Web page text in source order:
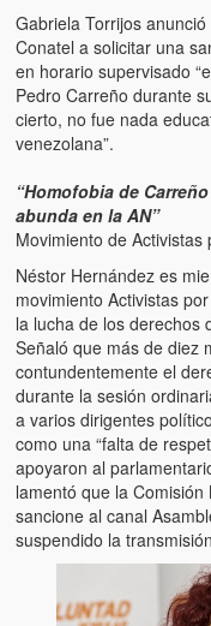
Luis y El Mono… en
Puente Llaguno,
Radio Emisoras y
de Chávez hasta el
Victimas del 11 de
Víctimas del régimen
Víctimas inocentes
1992
¡¡¡Miserable
your country!!!)
Fotos
Versos
Cuentos
Videos
Gabriela Torrijos
Conatel a solicitar una
en horario supervisado
Pedro Carreño durante
cierto, no fue nada
venezolana”.
“Homofobia de
abunda en la AN”
Movimiento de Activistas
Néstor Hernández es
movimiento Activistas
la lucha de los derechos
Señaló que más de diez
contundentemente el
durante la sesión
a varios dirigentes
como una “falta de
apoyaron al
lamentó que la
sancione al canal
suspendido la